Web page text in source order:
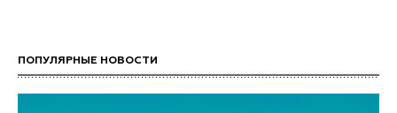
ПОПУЛЯРНЫЕ НОВОСТИ